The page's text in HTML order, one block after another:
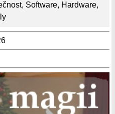
, Software, Hardware,